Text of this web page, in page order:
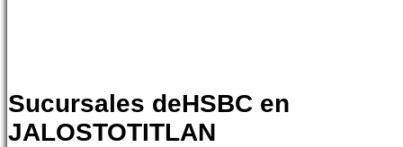
Sucursales deHSBC en
JALOSTOTITLAN